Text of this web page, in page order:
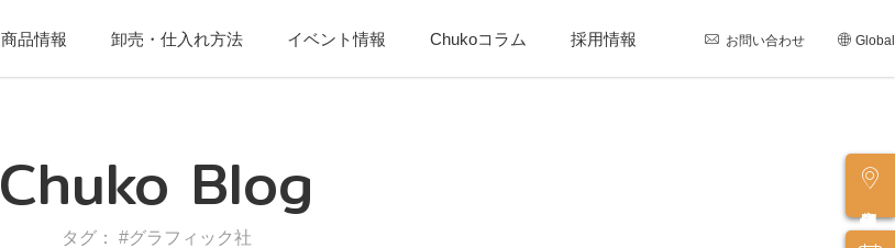
商品情報 卸売・仕入れ方法 イベント情報 Chukoコラム 採用情報 お問い合わせ Global
Chuko Blog
タグ： #グラフィック社